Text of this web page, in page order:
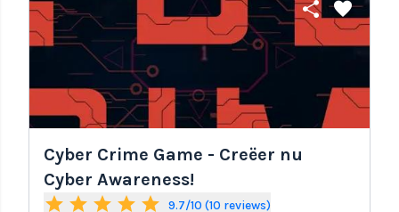
share favorite
Cyber Crime Game - Creëer nu
Cyber Awareness!
star star star star star 9.7/10 (10 reviews)